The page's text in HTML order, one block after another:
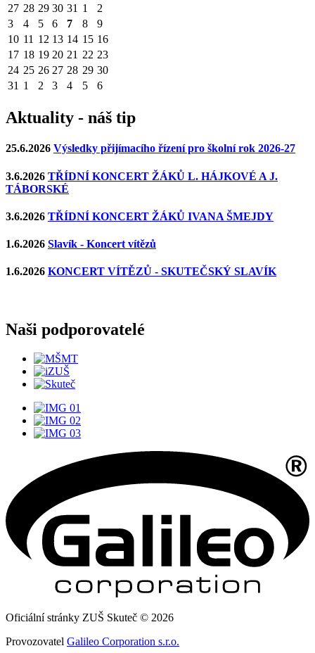
27 28 29 30 31 1
2
3
4 5 6 7 8
9
10 11 12 13 14 15 16
17 18 19 20 21 22 23
24 25 26 27 28 29 30
31 1 2 3 4 5 6
Aktuality - náš tip
25.6.2026 Výsledky přijímacího řízení pro školní rok 2026-27
3.6.2026 TŘÍDNÍ KONCERT ŽÁKŮ L. HÁJKOVÉ A J.
TÁBORSKÉ
3.6.2026 TŘÍDNÍ KONCERT ŽÁKŮ IVANA ŠMEJDY
1.6.2026 Slavík - Koncert vítězů
1.6.2026 KONCERT VÍTĚZŮ - SKUTEČSKÝ SLAVÍK
Naši podporovatelé
Oficiální stránky ZUŠ Skuteč © 2026
Provozovatel Galileo Corporation s.r.o.